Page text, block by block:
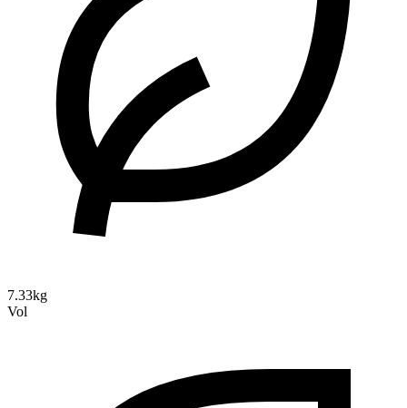
7.33kg
Vol